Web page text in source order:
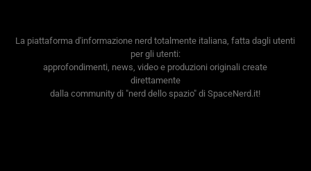
La piattaforma d'informazione nerd totalmente italiana, fatta dagli utenti
per gli utenti:
approfondimenti, news, video e produzioni originali create
direttamente
dalla community di "nerd dello spazio" di SpaceNerd.it!